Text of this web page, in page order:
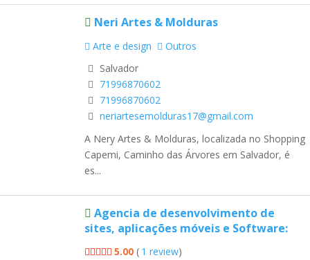
Neri Artes & Molduras
Arte e design
Outros
Salvador
71996870602
71996870602
neriartesemolduras17@gmail.com
A Nery Artes & Molduras, localizada no Shopping
Capemi, Caminho das Árvores em Salvador, é
es...
Agencia de desenvolvimento de
sites, aplicações móveis e Software:
5.00 ( 1 review)